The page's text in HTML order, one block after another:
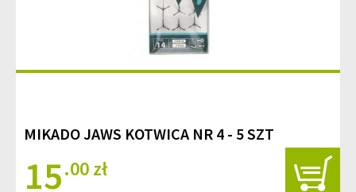
MIKADO JAWS KOTWICA NR 4 - 5 SZT
15.00 zł